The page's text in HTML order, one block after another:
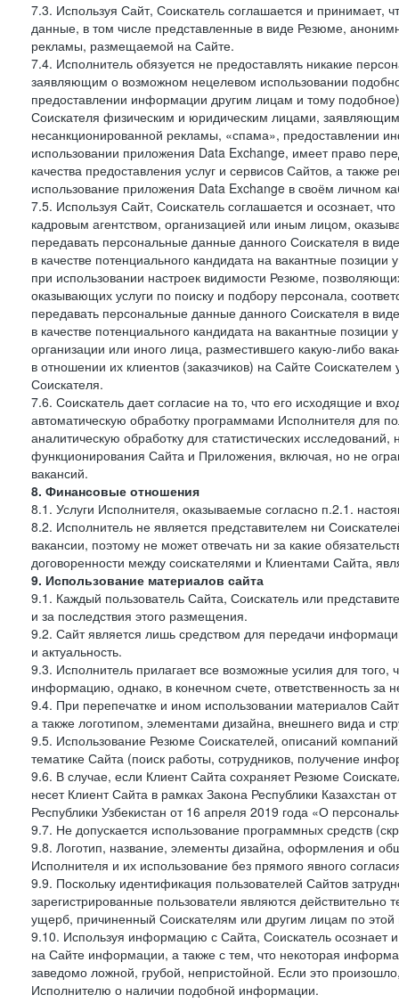
7.3. Используя Сайт, Соискатель соглашается и принимает,
данные, в том числе представленные в виде Резюме,
рекламы, размещаемой на Сайте.
7.4. Исполнитель обязуется не предоставлять никакие
заявляющим о возможном нецелевом использовании
предоставлении информации другим лицам и тому
Соискателя физическим и юридическим лицами,
несанкционированной рекламы, «спама», предоставлении
использовании приложения Data Exchange, имеет право
качества предоставления услуг и сервисов Сайтов, а также
использование приложения Data Exchange в своём личном
7.5. Используя Сайт, Соискатель соглашается и осознает,
кадровым агентством, организацией или иным лицом,
передавать персональные данные данного Соискателя в
в качестве потенциального кандидата на вакантные позиции
при использовании настроек видимости Резюме,
оказывающих услуги по поиску и подбору персонала,
передавать персональные данные данного Соискателя в
в качестве потенциального кандидата на вакантные позиции
организации или иного лица, разместившего какую-либо
в отношении их клиентов (заказчиков) на Сайте
Соискателя.
7.6. Соискатель дает согласие на то, что его исходящие и
автоматическую обработку программами Исполнителя для
аналитическую обработку для статистических
функционирования Сайта и Приложения, включая, но не
вакансий.
8. Финансовые отношения
8.1. Услуги Исполнителя, оказываемые согласно п.2.1.
8.2. Исполнитель не является представителем ни
вакансии, поэтому не может отвечать ни за какие
договоренности между соискателями и Клиентами Сайта,
9. Использование материалов сайта
9.1. Каждый пользователь Сайта, Соискатель или
и за последствия этого размещения.
9.2. Сайт является лишь средством для передачи
и актуальность.
9.3. Исполнитель прилагает все возможные усилия для
информацию, однако, в конечном счете, ответственность за
9.4. При перепечатке и ином использовании материалов
а также логотипом, элементами дизайна, внешнего вида и
9.5. Использование Резюме Соискателей, описаний
тематике Сайта (поиск работы, сотрудников, получение
9.6. В случае, если Клиент Сайта сохраняет Резюме
несет Клиент Сайта в рамках Закона Республики
Республики Узбекистан от 16 апреля 2019 года «О
9.7. Не допускается использование программных средств
9.8. Логотип, название, элементы дизайна, оформления и
Исполнителя и их использование без прямого явного
9.9. Поскольку идентификация пользователей Сайтов
зарегистрированные пользователи являются
ущерб, причиненный Соискателям или другим лицам по этой
9.10. Используя информацию с Сайта, Соискатель осознает
на Сайте информации, а также с тем, что некоторая
заведомо ложной, грубой, непристойной. Если это
Исполнителю о наличии подобной информации.